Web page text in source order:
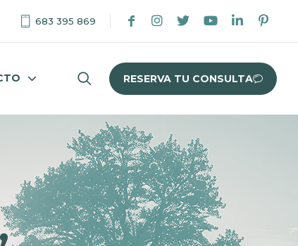
683 395 869
RESERVA TU CONSULTA